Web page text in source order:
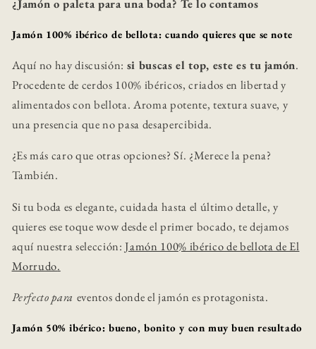
¿Jamón o paleta para una boda? Te lo contamos
Jamón 100% ibérico de bellota: cuando quieres que se note
Aquí no hay discusión: si buscas el top, este es tu jamón.
Procedente de cerdos 100% ibéricos, criados en libertad y
alimentados con bellota. Aroma potente, textura suave, y
una presencia que no pasa desapercibida.
¿Es más caro que otras opciones? Sí. ¿Merece la pena?
También.
Si tu boda es elegante, cuidada hasta el último detalle, y
quieres ese toque wow desde el primer bocado, te dejamos
aquí nuestra selección:Jamón 100% ibérico de bellota de El
Morrudo.
Perfecto para eventos donde el jamón es protagonista.
Jamón 50% ibérico: bueno, bonito y con muy buen resultado